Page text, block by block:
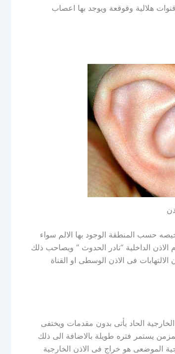
هلالية وقوقعة ويوجد بها اعصاب
حسب المنطقة الوجود بها الالم سواء
الاذن الداخلية “نادر الحدوث ” ويصاحب ذلك
فى الاذن الوسطى او القناة
الخارجية الحاد يأتى بدون مقدمات ويختفى
يستمر فتره طويلة بالاضافة الى ذلك
الموضعى هو خراج فى الاذن الخارجية